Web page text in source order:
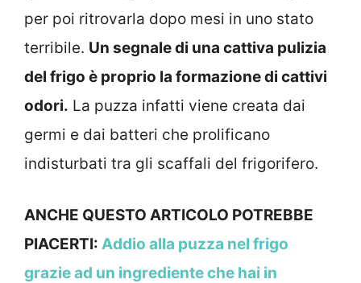
per poi ritrovarla dopo mesi in uno stato
terribile. Un segnale di una cattiva pulizia
del frigo è proprio la formazione di cattivi
odori. La puzza infatti viene creata dai
germi e dai batteri che prolificano
indisturbati tra gli scaffali del frigorifero.
ANCHE QUESTO ARTICOLO POTREBBE
PIACERTI: Addio alla puzza nel frigo
grazie ad un ingrediente che hai in